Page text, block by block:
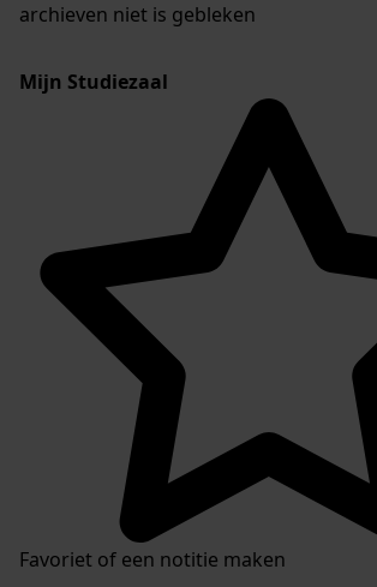
archieven niet is gebleken
Mijn Studiezaal
Favoriet of een notitie maken